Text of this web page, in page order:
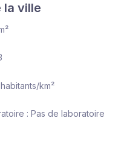
la ville
km²
: Pas de laboratoire